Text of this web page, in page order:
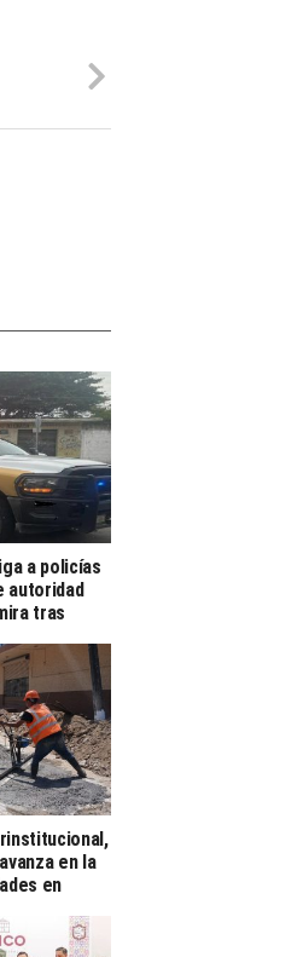
a policías
autoridad
tras
en la
en